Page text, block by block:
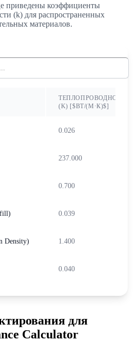
приведены коэффициенты
(k) для распространенных
материалов.
ТЕПЛОПРОВОДНОСТЬ
(K) [$ВТ/(М·К)$]
0.026
237.000
0.700
fill) 0.039
Density) 1.400
0.040
(EPS) 0.035
(XPS) 0.030для
Calculator